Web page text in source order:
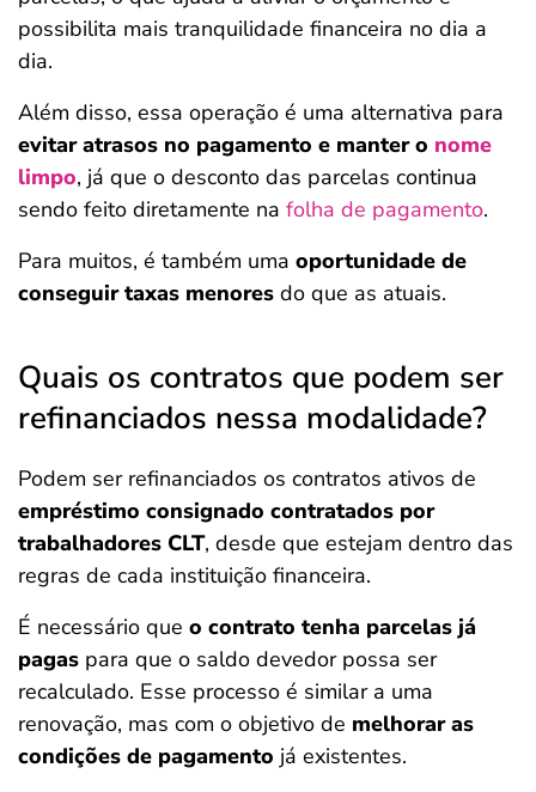
possibilita mais tranquilidade financeira no dia a
dia.
Além disso, essa operação é uma alternativa para
evitar atrasos no pagamento e manter o nome
limpo, já que o desconto das parcelas continua
sendo feito diretamente na folha de pagamento.
Para muitos, é também uma oportunidade de
conseguir taxas menores do que as atuais.
Quais os contratos que podem ser
refinanciados nessa modalidade?
Podem ser refinanciados os contratos ativos de
empréstimo consignado contratados por
trabalhadores CLT, desde que estejam dentro das
regras de cada instituição financeira.
É necessário que o contrato tenha parcelas já
pagas para que o saldo devedor possa ser
recalculado. Esse processo é similar a uma
renovação, mas com o objetivo de melhorar as
condições de pagamento já existentes.